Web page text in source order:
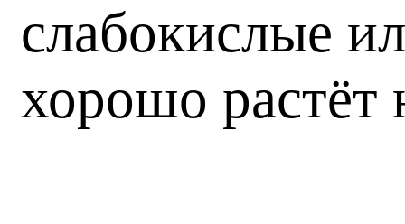
слабокислые
хорошо